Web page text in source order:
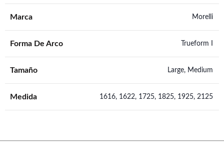
Marca Morelli
Forma De Arco Trueform I
Tamaño Large, Medium
Medida 1616, 1622, 1725, 1825, 1925, 2125